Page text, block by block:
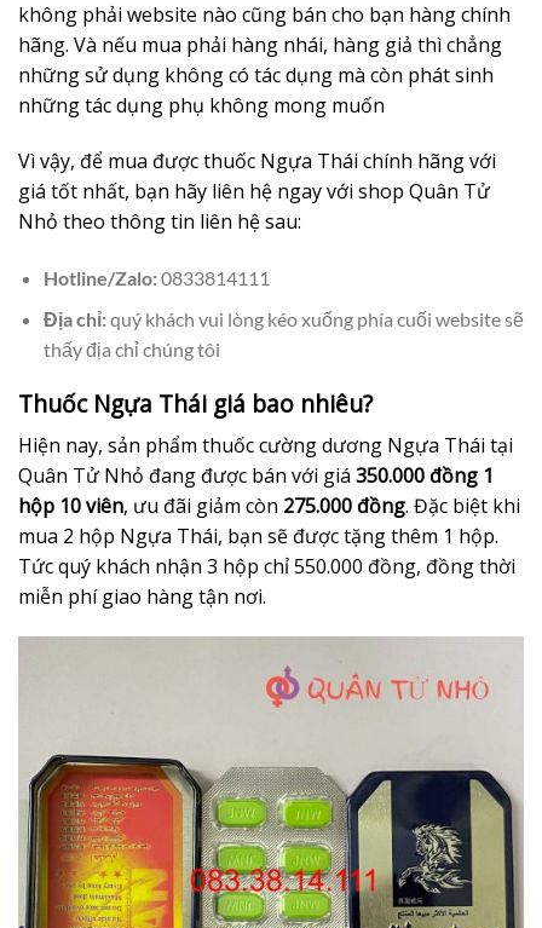
không phải website nào cũng bán cho bạn hàng chính
hãng. Và nếu mua phải hàng nhái, hàng giả thì chẳng
những sử dụng không có tác dụng mà còn phát sinh
những tác dụng phụ không mong muốn
Vì vậy, để mua được thuốc Ngựa Thái chính hãng với
giá tốt nhất, bạn hãy liên hệ ngay với shop Quân Tử
Nhỏ theo thông tin liên hệ sau:
Hotline/Zalo:0833814111
Địa chỉ:quý khách vui lòng kéo xuống phía cuối website sẽ
thấy địa chỉ chúng tôi
Thuốc Ngựa Thái giá bao nhiêu?
Hiện nay, sản phẩm thuốc cường dương Ngựa Thái tại
Quân Tử Nhỏ đang được bán với giá 350.000 đồng 1
hộp 10 viên, ưu đãi giảm còn 275.000 đồng. Đặc biệt khi
mua 2 hộp Ngựa Thái, bạn sẽ được tặng thêm 1 hộp.
Tức quý khách nhận 3 hộp chỉ 550.000 đồng, đồng thời
miễn phí giao hàng tận nơi.